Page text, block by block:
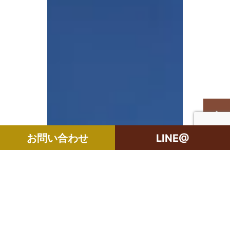
お問い合わせ LINE@